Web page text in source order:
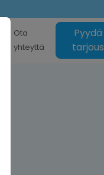
Ota
yhteyttä
Pyydä
tarjous